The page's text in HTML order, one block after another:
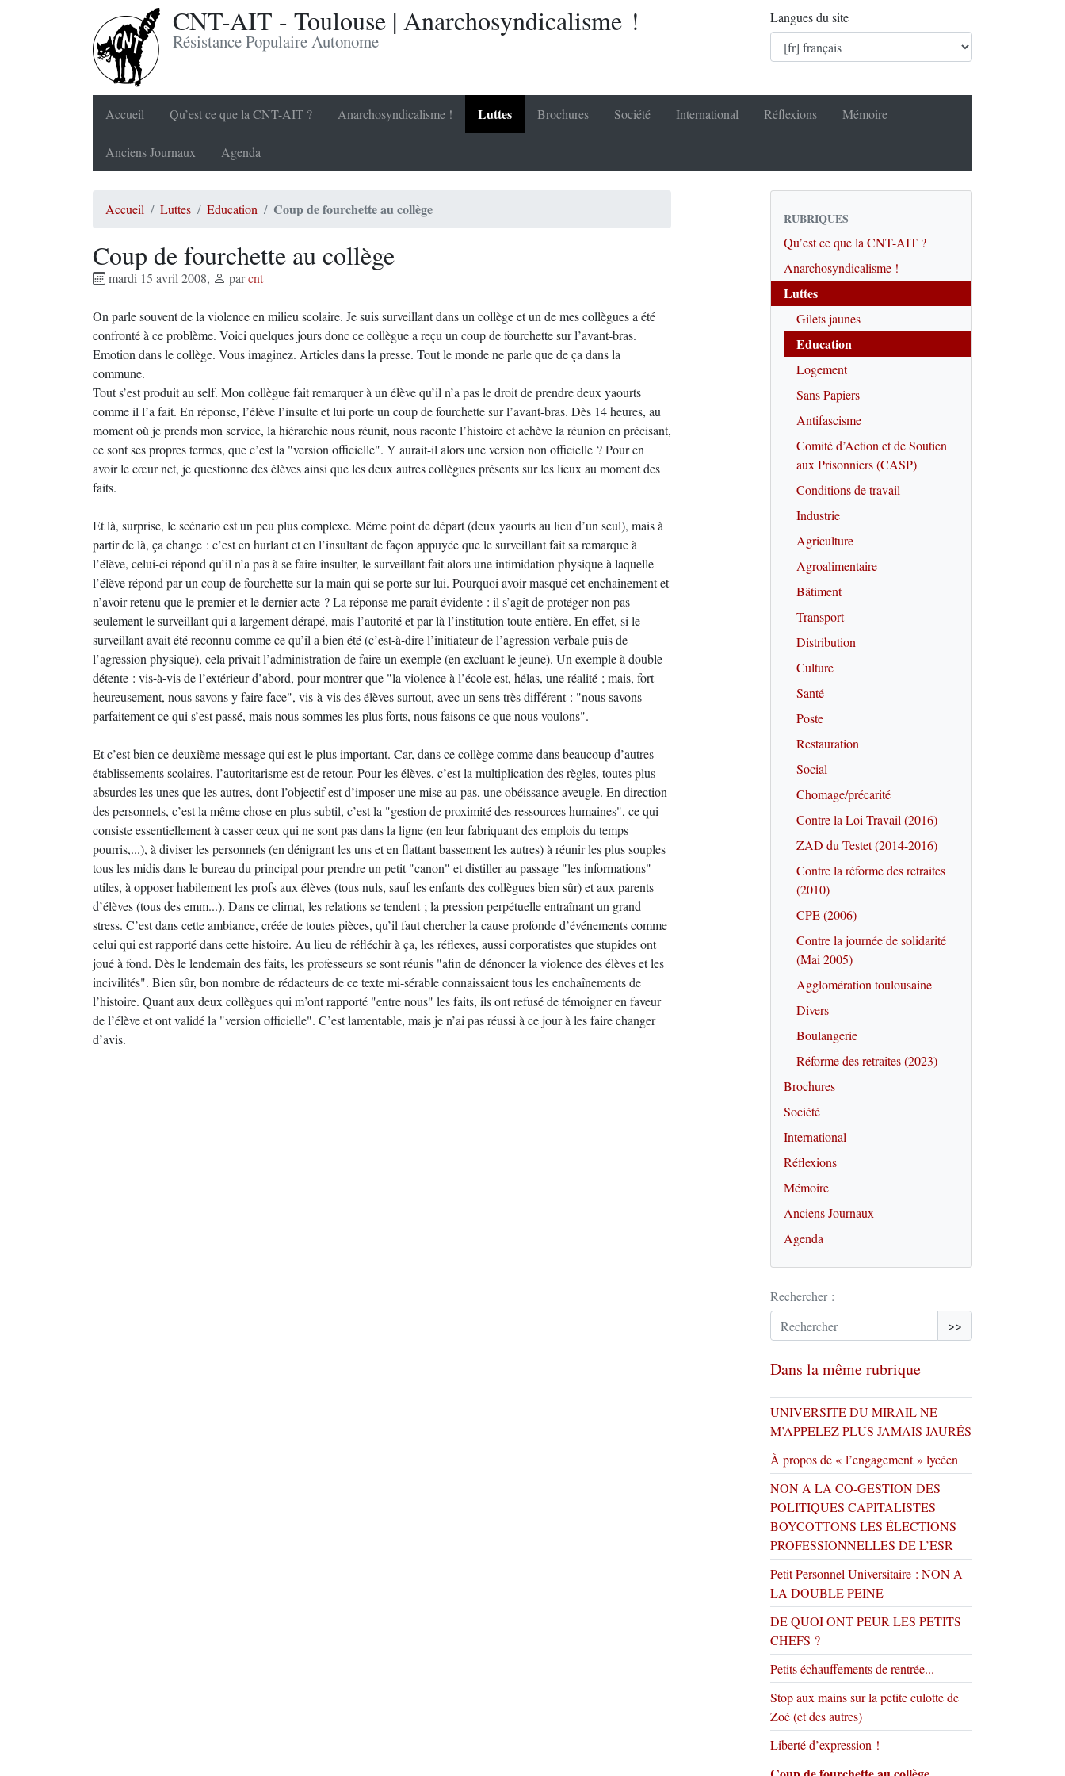
CNT-AIT - Toulouse | Anarchosyndicalisme !
Résistance Populaire Autonome
Langues du site
Accueil Qu’est ce que la CNT-AIT ? Anarchosyndicalisme ! Luttes Brochures Société International Réflexions Mémoire
Anciens Journaux Agenda
Accueil Luttes Education Coup de fourchette au collège
Coup de fourchette au collège
mardi 15 avril 2008, parcnt
On parle souvent de la violence en milieu scolaire. Je suis surveillant dans un collège et un de mes collègues a été
confronté à ce problème. Voici quelques jours donc ce collègue a reçu un coup de fourchette sur l’avant-bras.
Emotion dans le collège. Vous imaginez. Articles dans la presse. Tout le monde ne parle que de ça dans la
commune.
Tout s’est produit au self. Mon collègue fait remarquer à un élève qu’il n’a pas le droit de prendre deux yaourts
comme il l’a fait. En réponse, l’élève l’insulte et lui porte un coup de fourchette sur l’avant-bras. Dès 14 heures, au
moment où je prends mon service, la hiérarchie nous réunit, nous raconte l’histoire et achève la réunion en précisant,
ce sont ses propres termes, que c’est la "version officielle". Y aurait-il alors une version non officielle ? Pour en
avoir le cœur net, je questionne des élèves ainsi que les deux autres collègues présents sur les lieux au moment des
faits.
Et là, surprise, le scénario est un peu plus complexe. Même point de départ (deux yaourts au lieu d’un seul), mais à
partir de là, ça change : c’est en hurlant et en l’insultant de façon appuyée que le surveillant fait sa remarque à
l’élève, celui-ci répond qu’il n’a pas à se faire insulter, le surveillant fait alors une intimidation physique à laquelle
l’élève répond par un coup de fourchette sur la main qui se porte sur lui. Pourquoi avoir masqué cet enchaînement et
n’avoir retenu que le premier et le dernier acte ? La réponse me paraît évidente : il s’agit de protéger non pas
seulement le surveillant qui a largement dérapé, mais l’autorité et par là l’institution toute entière. En effet, si le
surveillant avait été reconnu comme ce qu’il a bien été (c’est-à-dire l’initiateur de l’agression verbale puis de
l’agression physique), cela privait l’administration de faire un exemple (en excluant le jeune). Un exemple à double
détente : vis-à-vis de l’extérieur d’abord, pour montrer que "la violence à l’école est, hélas, une réalité ; mais, fort
heureusement, nous savons y faire face", vis-à-vis des élèves surtout, avec un sens très différent : "nous savons
parfaitement ce qui s’est passé, mais nous sommes les plus forts, nous faisons ce que nous voulons".
Et c’est bien ce deuxième message qui est le plus important. Car, dans ce collège comme dans beaucoup d’autres
établissements scolaires, l’autoritarisme est de retour. Pour les élèves, c’est la multiplication des règles, toutes plus
absurdes les unes que les autres, dont l’objectif est d’imposer une mise au pas, une obéissance aveugle. En direction
des personnels, c’est la même chose en plus subtil, c’est la "gestion de proximité des ressources humaines", ce qui
consiste essentiellement à casser ceux qui ne sont pas dans la ligne (en leur fabriquant des emplois du temps
pourris,...), à diviser les personnels (en dénigrant les uns et en flattant bassement les autres) à réunir les plus souples
tous les midis dans le bureau du principal pour prendre un petit "canon" et distiller au passage "les informations"
utiles, à opposer habilement les profs aux élèves (tous nuls, sauf les enfants des collègues bien sûr) et aux parents
d’élèves (tous des emm...). Dans ce climat, les relations se tendent ; la pression perpétuelle entraînant un grand
stress. C’est dans cette ambiance, créée de toutes pièces, qu’il faut chercher la cause profonde d’événements comme
celui qui est rapporté dans cette histoire. Au lieu de réfléchir à ça, les réflexes, aussi corporatistes que stupides ont
joué à fond. Dès le lendemain des faits, les professeurs se sont réunis "afin de dénoncer la violence des élèves et les
incivilités". Bien sûr, bon nombre de rédacteurs de ce texte mi-sérable connaissaient tous les enchaînements de
l’histoire. Quant aux deux collègues qui m’ont rapporté "entre nous" les faits, ils ont refusé de témoigner en faveur
de l’élève et ont validé la "version officielle". C’est lamentable, mais je n’ai pas réussi à ce jour à les faire changer
d’avis.
RUBRIQUES
Qu’est ce que la CNT-AIT ?
Anarchosyndicalisme !
Luttes
Gilets jaunes
Education
Logement
Sans Papiers
Antifascisme
Comité d’Action et de Soutien
aux Prisonniers (CASP)
Conditions de travail
Industrie
Agriculture
Agroalimentaire
Bâtiment
Transport
Distribution
Culture
Santé
Poste
Restauration
Social
Chomage/précarité
Contre la Loi Travail (2016)
ZAD du Testet (2014-2016)
Contre la réforme des retraites
(2010)
CPE (2006)
Contre la journée de solidarité
(Mai 2005)
Agglomération toulousaine
Divers
Boulangerie
Réforme des retraites (2023)
Brochures
Société
International
Réflexions
Mémoire
Anciens Journaux
Agenda
Rechercher :
>>
Dans la même rubrique
UNIVERSITE DU MIRAIL NE
M’APPELEZ PLUS JAMAIS JAURÉS
À propos de « l’engagement » lycéen
NON A LA CO-GESTION DES
POLITIQUES CAPITALISTES
BOYCOTTONS LES ÉLECTIONS
PROFESSIONNELLES DE L’ESR
Petit Personnel Universitaire : NON A
LA DOUBLE PEINE
DE QUOI ONT PEUR LES PETITS
CHEFS ?
Petits échauffements de rentrée...
Stop aux mains sur la petite culotte de
Zoé (et des autres)
Liberté d’expression !